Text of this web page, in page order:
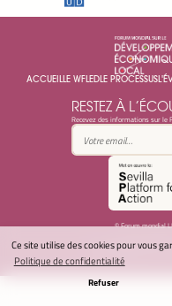
Ce site utilise des cookies pour vous
Politique de confidentialité
Refuser
ACCUEILLE WFLEDLE PROCESSUS
RESTEZ À
Recevez des informations sur le
© Forum mondial